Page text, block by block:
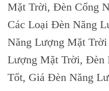
Mặt Trời, Đèn Cổng
Các Loại Đèn Năng
Năng Lượng Mặt
Lượng Mặt Trời, Đèn
Tốt, Giá Đèn Năng